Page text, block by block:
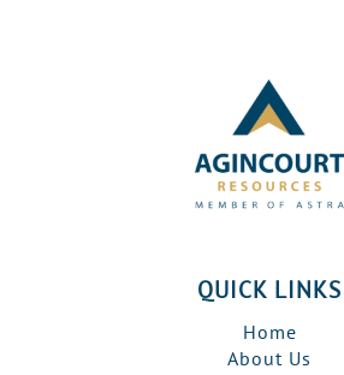
QUICK LINKS
Home
About Us